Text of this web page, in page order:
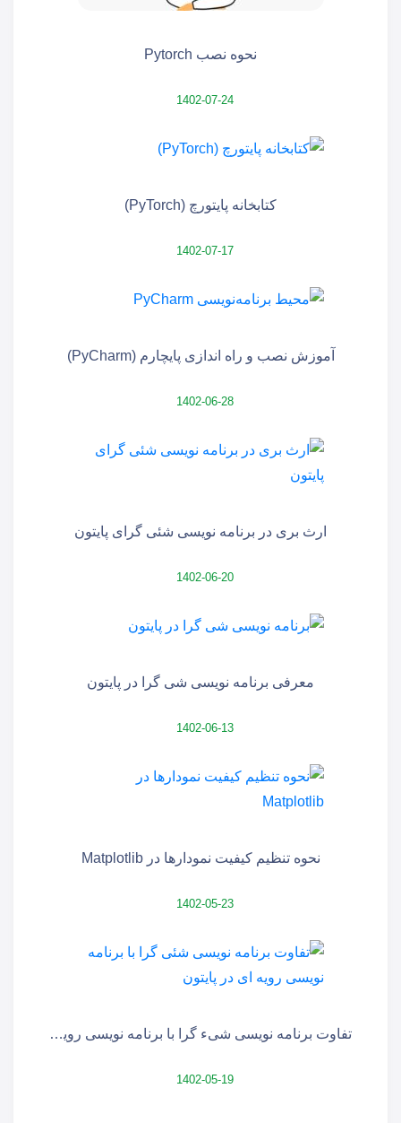
نحوه نصب Pytorch
1402-07-24
کتابخانه پایتورچ (PyTorch)
1402-07-17
آموزش نصب و راه اندازی پایچارم (PyCharm)
1402-06-28
ارث بری در برنامه نویسی شئی گرای پایتون
1402-06-20
معرفی برنامه نویسی شی گرا در پایتون
1402-06-13
نحوه تنظیم کیفیت نمودارها در Matplotlib
1402-05-23
تفاوت برنامه نویسی شیء گرا با برنامه نویسی رویه ای در پایتون
1402-05-19